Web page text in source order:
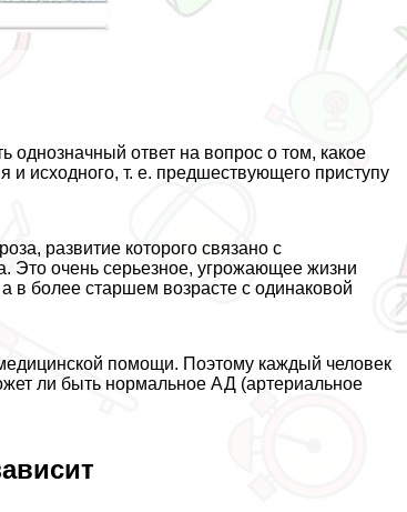
однозначный ответ на вопрос о том, какое
исходного, т. е. предшествующего приступу
развитие которого связано с
Это очень серьезное, угрожающее жизни
в более старшем возрасте с одинаковой
помощи. Поэтому каждый человек
ли быть нормальное АД (артериальное